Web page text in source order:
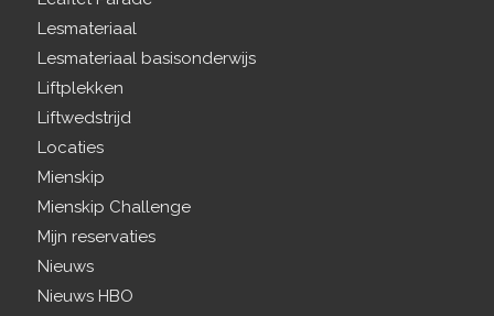
Lesmateriaal
Lesmateriaal basisonderwijs
Liftplekken
Liftwedstrijd
Locaties
Mienskip
Mienskip Challenge
Mijn reservaties
Nieuws
Nieuws HBO